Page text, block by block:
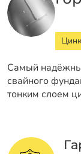
Цинк
Самый
свайного
тонким слоем